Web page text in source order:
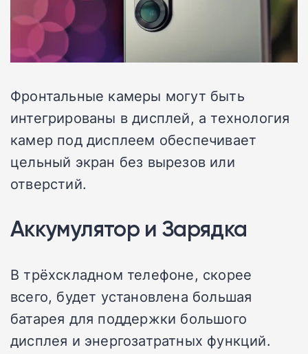
Фронтальные камеры могут быть
интегрированы в дисплей, а технология
камер под дисплеем обеспечивает
цельный экран без вырезов или
отверстий.
Аккумулятор и Зарядка
В трёхскладном телефоне, скорее
всего, будет установлена большая
батарея для поддержки большого
дисплея и энергозатратных функций.